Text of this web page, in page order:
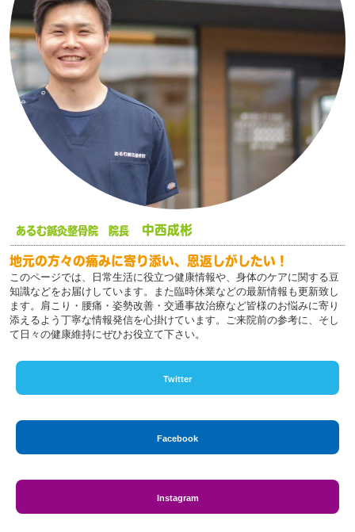
あるむ鍼灸整骨院 院長
中西成彬
地元の方々の痛みに寄り添い、恩返しがしたい！
このページでは、日常生活に役立つ健康情報や、身体のケアに関する豆
知識などをお届けしています。また臨時休業などの最新情報も更新致し
ます。肩こり・腰痛・姿勢改善・交通事故治療など皆様のお悩みに寄り
添えるよう丁寧な情報発信を心掛けています。ご来院前の参考に、そし
て日々の健康維持にぜひお役立て下さい。
Twitter
Facebook
Instagram